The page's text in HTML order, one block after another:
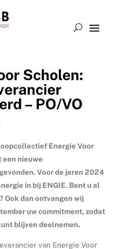
Scholen:
– PO/VO
Energie Voor
een nieuwe
Voor de jaren 2024
in bij ENGIE. Bent u al
Ook dan ontvangen wij
uw commitment, zodat
blijven deelnemen.
van Energie Voor